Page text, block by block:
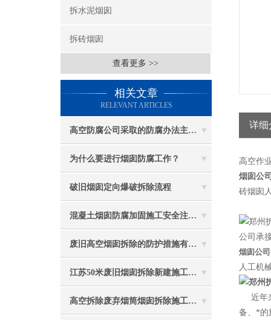
拆水泥烟囱
拆砖烟囱
查看更多 >>
相关文章
RELEVANT ARTICLES
高空防腐公司采取的防腐办法主要有哪些？
为什么要进行烟囱防腐工作？
破旧烟囱定向爆破拆除流程
混凝土烟囱防腐加固施工安全注意事项
废旧高空烟囱拆除的防护措施有哪些？
江苏50米废旧烟囱拆除新建施工受哪些因素影响
高空拆除废弃烟筒烟囱拆除施工措施 ：
详细
高空作
烟囱公
砖烟囱
公司承
烟囱公
人工机
近年
备、*的